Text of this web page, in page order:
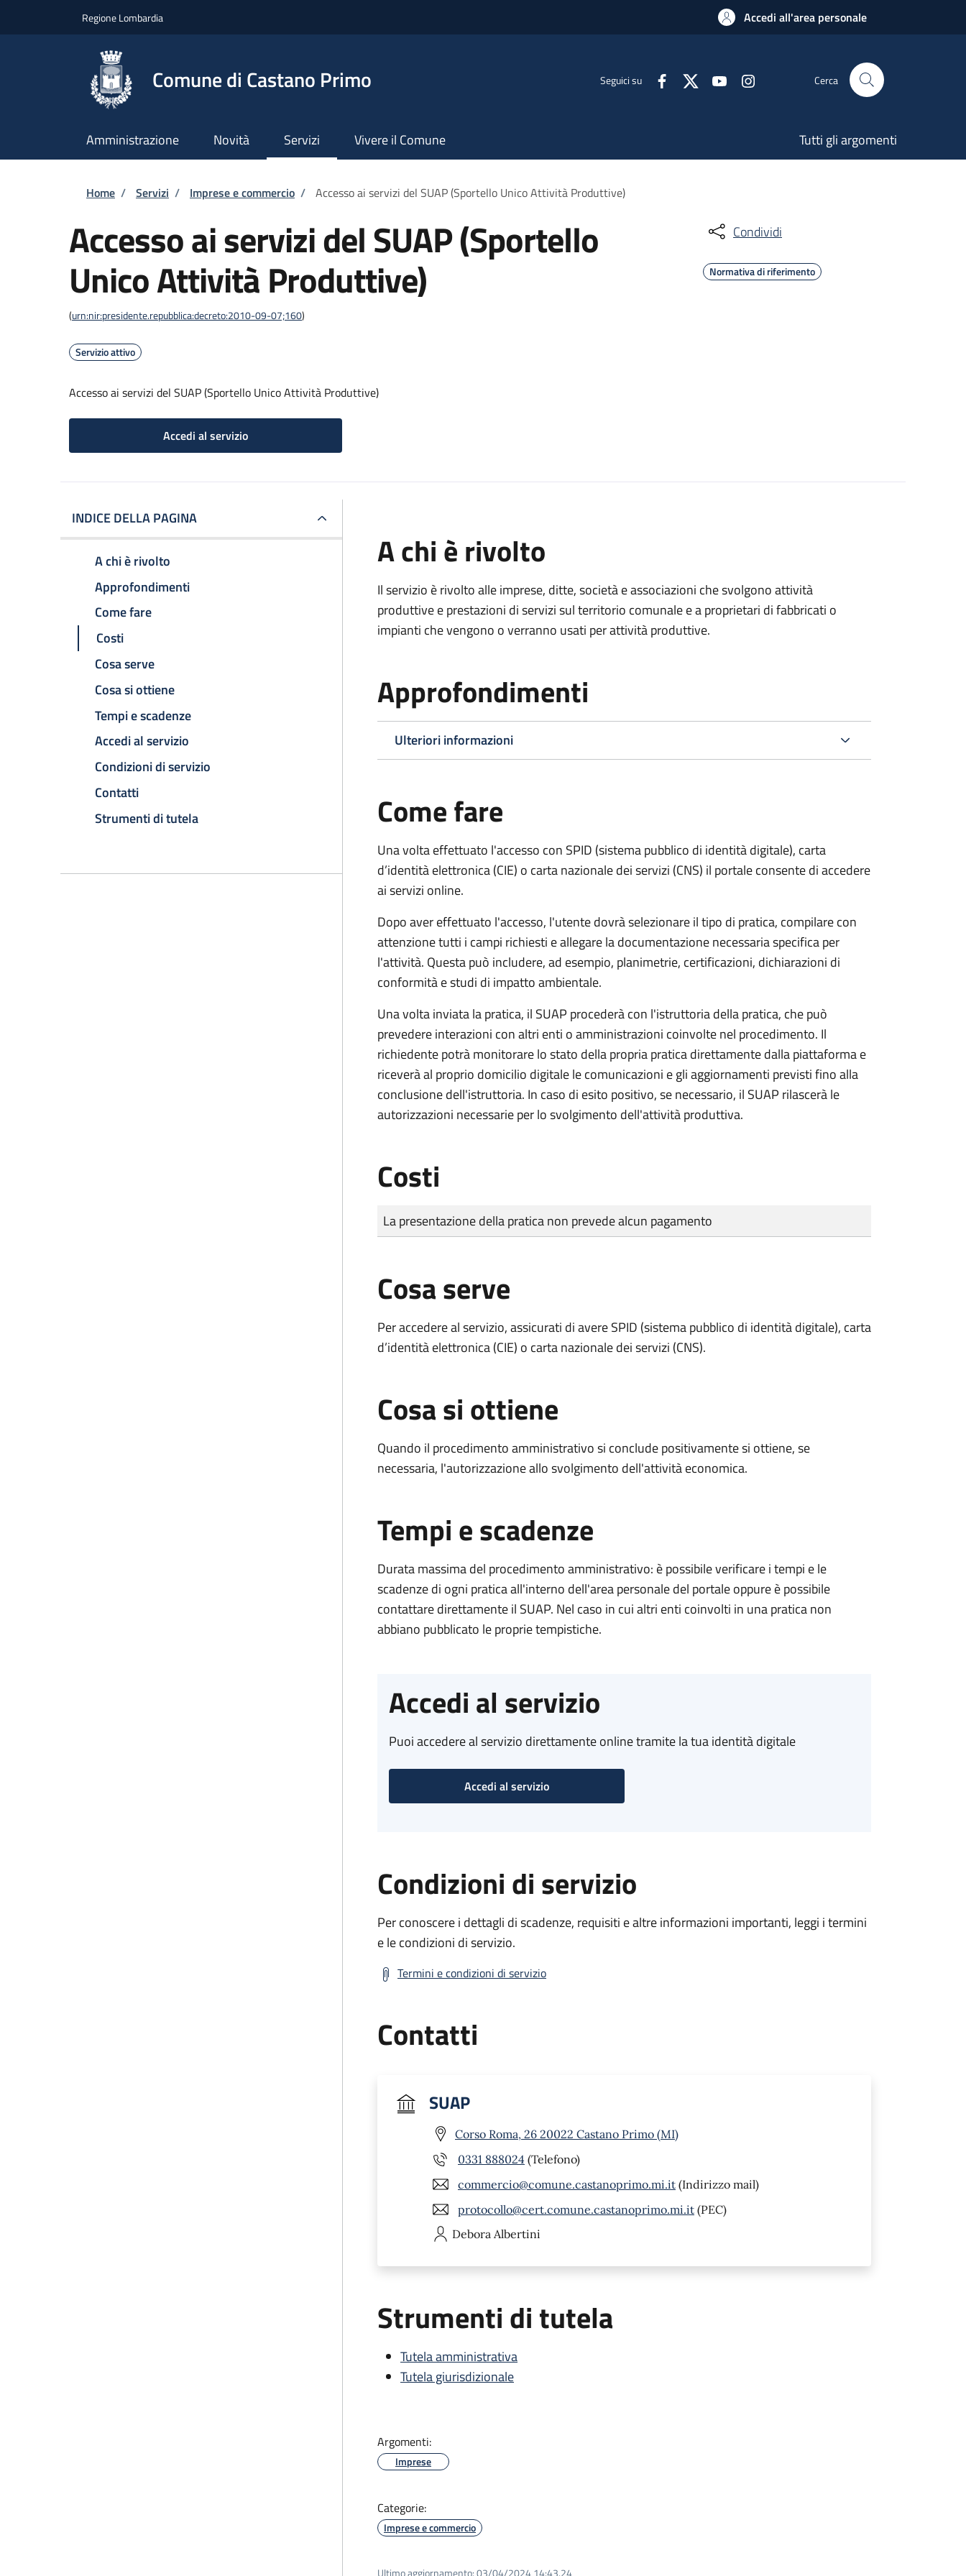
Regione Lombardia Accedi all'area personale
Comune di Castano Primo Seguici su Cerca
Amministrazione Novità Servizi Vivere il Comune Tutti gli argomenti
Briciole di pane
Home / Servizi / Imprese e commercio / Accesso ai servizi del SUAP (Sportello Unico Attività Produttive)
Accesso ai servizi del SUAP (Sportello
Unico Attività Produttive)
(urn:nir:presidente.repubblica:decreto:2010-09-07;160)
Servizio attivo
Accesso ai servizi del SUAP (Sportello Unico Attività Produttive)
Accedi al servizio
Condividi
Normativa di riferimento
INDICE DELLA PAGINA
A chi è rivolto
Approfondimenti
Come fare
Costi
Cosa serve
Cosa si ottiene
Tempi e scadenze
Accedi al servizio
Condizioni di servizio
Contatti
Strumenti di tutela
A chi è rivolto
Il servizio è rivolto alle imprese, ditte, società e associazioni che svolgono attività
produttive e prestazioni di servizi sul territorio comunale e a proprietari di fabbricati o
impianti che vengono o verranno usati per attività produttive.
Approfondimenti
Ulteriori informazioni
Come fare
Una volta effettuato l'accesso con SPID (sistema pubblico di identità digitale), carta
d’identità elettronica (CIE) o carta nazionale dei servizi (CNS) il portale consente di accedere
ai servizi online.
Dopo aver effettuato l'accesso, l'utente dovrà selezionare il tipo di pratica, compilare con
attenzione tutti i campi richiesti e allegare la documentazione necessaria specifica per
l'attività. Questa può includere, ad esempio, planimetrie, certificazioni, dichiarazioni di
conformità e studi di impatto ambientale.
Una volta inviata la pratica, il SUAP procederà con l'istruttoria della pratica, che può
prevedere interazioni con altri enti o amministrazioni coinvolte nel procedimento. Il
richiedente potrà monitorare lo stato della propria pratica direttamente dalla piattaforma e
riceverà al proprio domicilio digitale le comunicazioni e gli aggiornamenti previsti fino alla
conclusione dell'istruttoria. In caso di esito positivo, se necessario, il SUAP rilascerà le
autorizzazioni necessarie per lo svolgimento dell'attività produttiva.
Costi
Tipo di pagamento
Importo
La presentazione della pratica non prevede alcun pagamento
Cosa serve
Per accedere al servizio, assicurati di avere SPID (sistema pubblico di identità digitale), carta
d’identità elettronica (CIE) o carta nazionale dei servizi (CNS).
Cosa si ottiene
Quando il procedimento amministrativo si conclude positivamente si ottiene, se
necessaria, l'autorizzazione allo svolgimento dell'attività economica.
Tempi e scadenze
Durata massima del procedimento amministrativo: è possibile verificare i tempi e le
scadenze di ogni pratica all'interno dell'area personale del portale oppure è possibile
contattare direttamente il SUAP. Nel caso in cui altri enti coinvolti in una pratica non
abbiano pubblicato le proprie tempistiche.
Accedi al servizio
Puoi accedere al servizio direttamente online tramite la tua identità digitale
Accedi al servizio
Condizioni di servizio
Per conoscere i dettagli di scadenze, requisiti e altre informazioni importanti, leggi i termini
e le condizioni di servizio.
Termini e condizioni di servizio
Contatti
SUAP
Corso Roma, 26 20022 Castano Primo (MI)
0331 888024 (Telefono)
commercio@comune.castanoprimo.mi.it (Indirizzo mail)
protocollo@cert.comune.castanoprimo.mi.it (PEC)
Debora Albertini
Strumenti di tutela
Tutela amministrativa
Tutela giurisdizionale
Argomenti:
Imprese
Categorie:
Imprese e commercio
Ultimo aggiornamento:03/04/2024 14:43.24